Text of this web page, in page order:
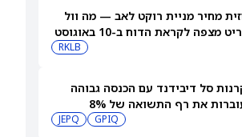
מחיר מניית רוקט לאב — מה וול
מצפה לקראת הדוח ב-10 באוגוסט
RKLB
קרנות סל דיבידנד עם הכנסה גבוהה
את רף התשואה של 8%
GPIQ
JEPQ